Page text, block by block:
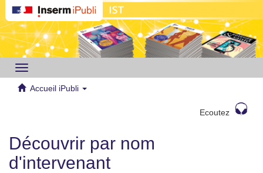
Toggle
navigation
Accueil iPubli
Ecoutez
Découvrir par nom
d'intervenant